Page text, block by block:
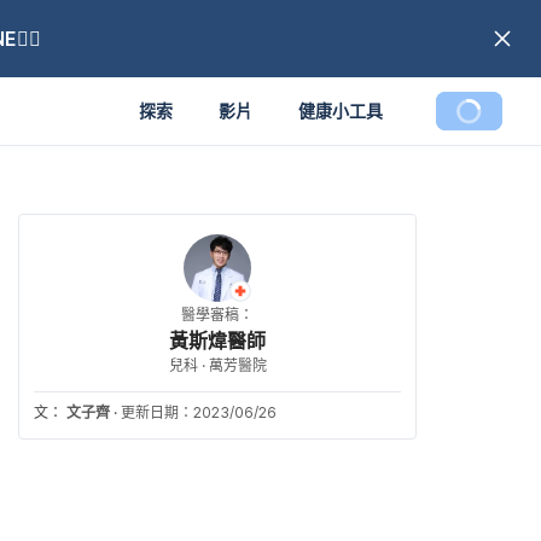
探索 影片 健康小工具
醫學審稿：
黃斯煒醫師
兒科 · 萬芳醫院
文： 文子齊 · 更新日期：2023/06/26